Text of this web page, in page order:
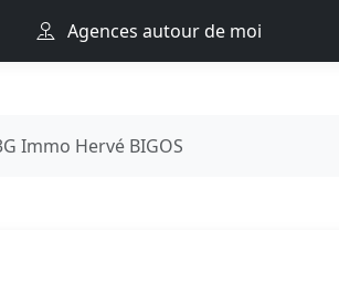
Agences autour de moi
Immo Hervé BIGOS